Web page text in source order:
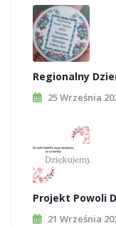
Regionalny
25 Września
Projekt Powoli
21 Września